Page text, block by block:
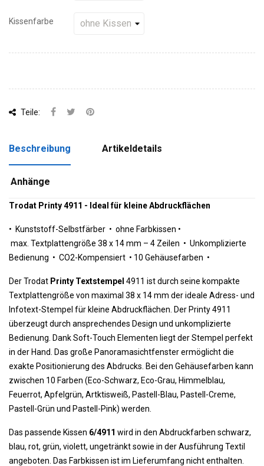
Kissenfarbe
Teile:
Beschreibung Artikeldetails
Anhänge
Trodat Printy 4911 - Ideal für kleine Abdruckflächen
• Kunststoff-Selbstfärber • ohne Farbkissen •
max. Textplattengröße 38 x 14 mm – 4 Zeilen • Unkomplizierte
Bedienung • CO2-Kompensiert • 10 Gehäusefarben •
Der Trodat Printy Textstempel 4911 ist durch seine kompakte
Textplattengröße von maximal 38 x 14 mm der ideale Adress- und
Infotext-Stempel für kleine Abdruckflächen. Der Printy 4911
überzeugt durch ansprechendes Design und unkomplizierte
Bedienung. Dank Soft-Touch Elementen liegt der Stempel perfekt
in der Hand. Das große Panoramasichtfenster ermöglicht die
exakte Positionierung des Abdrucks. Bei den Gehäusefarben kann
zwischen 10 Farben (Eco-Schwarz, Eco-Grau, Himmelblau,
Feuerrot, Apfelgrün, Artktisweiß, Pastell-Blau, Pastell-Creme,
Pastell-Grün und Pastell-Pink) werden.
Das passende Kissen 6/4911 wird in den Abdruckfarben schwarz,
blau, rot, grün, violett, ungetränkt sowie in der Ausführung Textil
angeboten. Das Farbkissen ist im Lieferumfang nicht enthalten.